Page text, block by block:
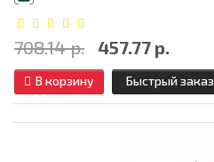
708.14 р. 457.77 р.
В корзину Быстрый заказ